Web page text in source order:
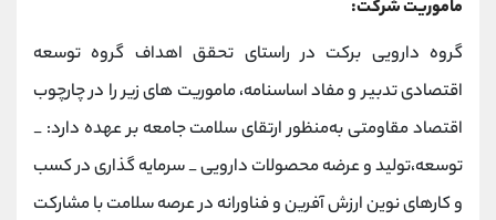
ماموریت شرکت:
گروه دارویی برکت در راستای تحقق اهداف گروه توسعه
اقتصادی تدبیر و مفاد اساسنامه، ماموریت های زیر را در چارچوب
اقتصاد مقاومتی به‌منظور ارتقای سلامت جامعه بر عهده دارد: _
توسعه،تولید و عرضه محصولات دارویی _ سرمایه گذاری در کسب
و کارهای نوین ارزش آفرین و فناورانه در عرصه سلامت با مشارکت